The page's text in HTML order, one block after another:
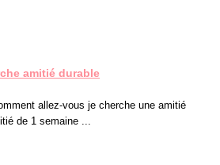
amitié durable
allez-vous je cherche une amitié
de 1 semaine ...